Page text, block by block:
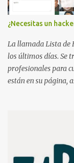
de iCloud Su autor
responsables de su
Actualización :
python https://
¿Necesitas un
La llamada Lista de
los últimos días. Se
profesionales para
están en su página,
"uso legal y ético",
ética como para